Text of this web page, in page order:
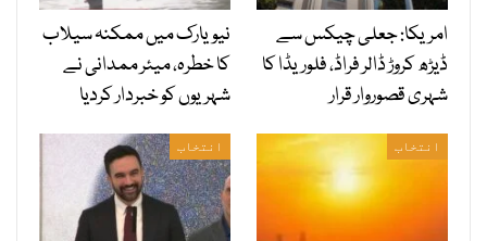
امریکا: جعلی چیکس سے
ڈیڑھ کروڑ ڈالر فراڈ، فلوریڈا کا
شہری قصوروار قرار
نیویارک میں ممکنہ سیلاب
کا خطرہ، میئر ممدانی نے
شہریوں کو خبردار کردیا
انتخاب انتخاب